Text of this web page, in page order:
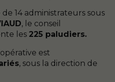
14 administrateurs sous
, le conseil
les 225 paludiers.
est
, sous la direction de